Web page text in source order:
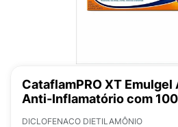
CataflamPRO XT Emulgel
Anti-Inflamatório com
DICLOFENACO DIETILAMÔNIO